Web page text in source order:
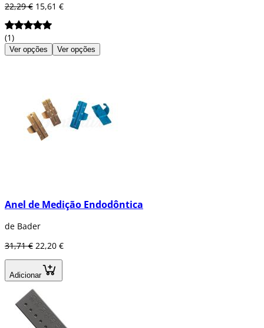
22,29 € 15,61 €
(1)
Ver opções Ver opções
Anel de Medição Endodôntica
de Bader
31,71 € 22,20 €
Adicionar